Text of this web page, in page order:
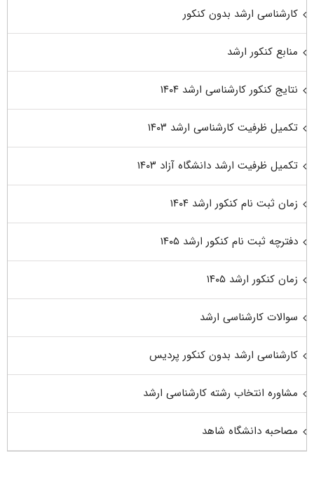
کارشناسی ارشد بدون کنکور
منابع کنکور ارشد
نتایج کنکور کارشناسی ارشد ۱۴۰۴
تکمیل ظرفیت کارشناسی ارشد ۱۴۰۳
تکمیل ظرفیت ارشد دانشگاه آزاد ۱۴۰۳
زمان ثبت نام کنکور ارشد ۱۴۰۴
دفترچه ثبت نام کنکور ارشد ۱۴۰۵
زمان کنکور ارشد ۱۴۰۵
سوالات کارشناسی ارشد
کارشناسی ارشد بدون کنکور پردیس
مشاوره انتخاب رشته کارشناسی ارشد
مصاحبه دانشگاه شاهد